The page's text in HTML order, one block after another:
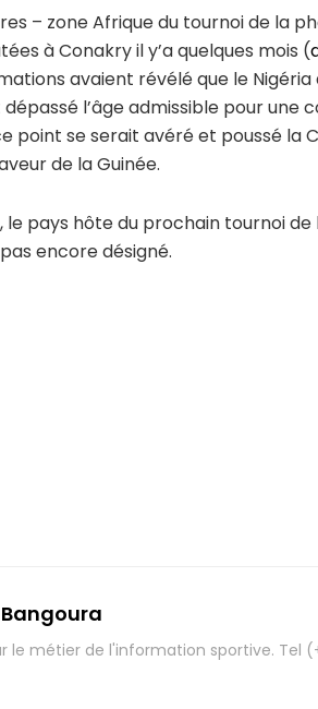
– zone Afrique du tournoi de la
à Conakry il y’a quelques mois (
avaient révélé que le Nigéria
l’âge admissible pour une
point se serait avéré et poussé la
de la Guinée.
le pays hôte du prochain tournoi de
encore désigné.
le métier de l'information sportive. Tel